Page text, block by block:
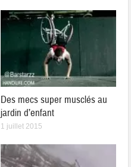
Des mecs super musclés au
jardin d’enfant
1 juillet 2015